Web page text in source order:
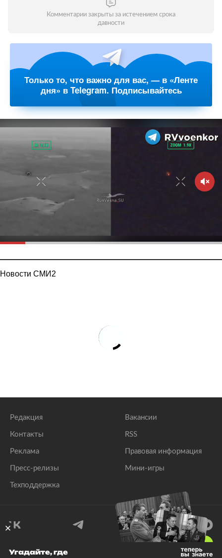
Комментарии закрыты за истечением срока
давности
Только то, что важно для вас, — в «Ленте
дня» в Telegram. Подписывайтесь
Новости СМИ2
Редакция
Контакты
Реклама
Пресс-релизы
Техподдержка
Вакансии
RSS
Правовая информация
Мини-игры
Угадайте, где